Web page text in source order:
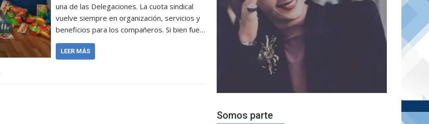
una de las Delegaciones. La cuota sindical
vuelve siempre en organización, servicios y
beneficios para los compañeros. Si bien fue…
LEER MÁS
Somos parte